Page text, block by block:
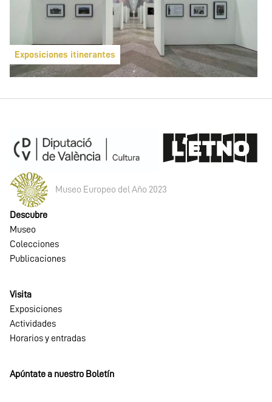
Exposiciones itinerantes
Museo Europeo del Año 2023
Descubre
Museo
Colecciones
Publicaciones
Visita
Exposiciones
Actividades
Horarios y entradas
Apúntate a nuestro Boletín